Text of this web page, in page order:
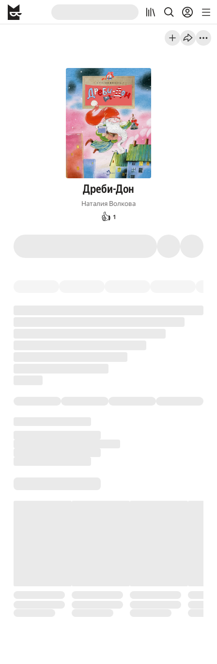
Дреби-Дон
Наталия Волкова
👍 1